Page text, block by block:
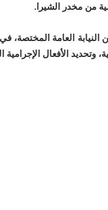
من مخدر الشيرا.
النيابة العامة المختصة،
الأفعال الإجرامية